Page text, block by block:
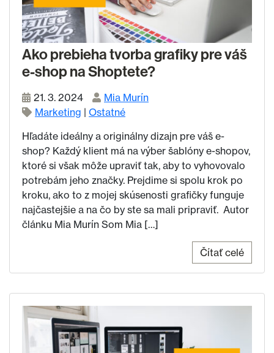
Ako prebieha tvorba grafiky pre váš
e-shop na Shoptete?
21. 3. 2024
Mia Murín
Marketing | Ostatné
Hľadáte ideálny a originálny dizajn pre váš e-
shop? Každý klient má na výber šablóny e-shopov,
ktoré si však môže upraviť tak, aby to vyhovovalo
potrebám jeho značky. Prejdime si spolu krok po
kroku, ako to z mojej skúsenosti grafičky funguje
najčastejšie a na čo by ste sa mali pripraviť. Autor
článku Mia Murín Som Mia […]
Čítať celé